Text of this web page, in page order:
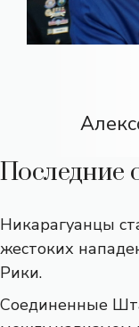
Последние
Никарагуанцы
жестоких
Рики.
Соединенные